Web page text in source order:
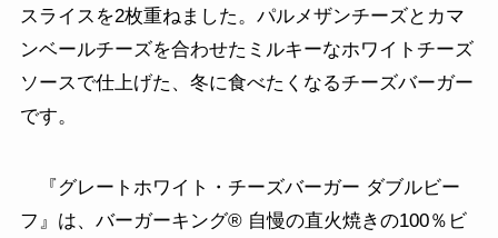
スライスを2枚重ねました。パルメザンチーズとカマ
ンベールチーズを合わせたミルキーなホワイトチーズ
ソースで仕上げた、冬に食べたくなるチーズバーガー
です。
『グレートホワイト・チーズバーガー ダブルビー
フ』は、バーガーキング® 自慢の直火焼きの100％ビ